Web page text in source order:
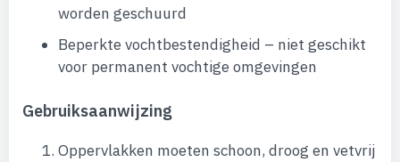
worden geschuurd
Beperkte vochtbestendigheid – niet geschikt
voor permanent vochtige omgevingen
Gebruiksaanwijzing
Oppervlakken moeten schoon, droog en vetvrij